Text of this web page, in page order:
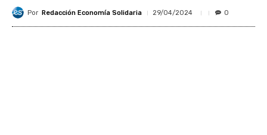
Por Redacción Economía Solidaria 29/04/2024 0